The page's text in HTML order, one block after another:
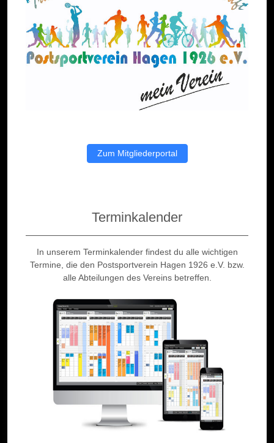
Zum Mitgliederportal
Terminkalender
In unserem Terminkalender findest du alle wichtigen
Termine, die den Postsportverein Hagen 1926 e.V. bzw.
alle Abteilungen des Vereins betreffen.